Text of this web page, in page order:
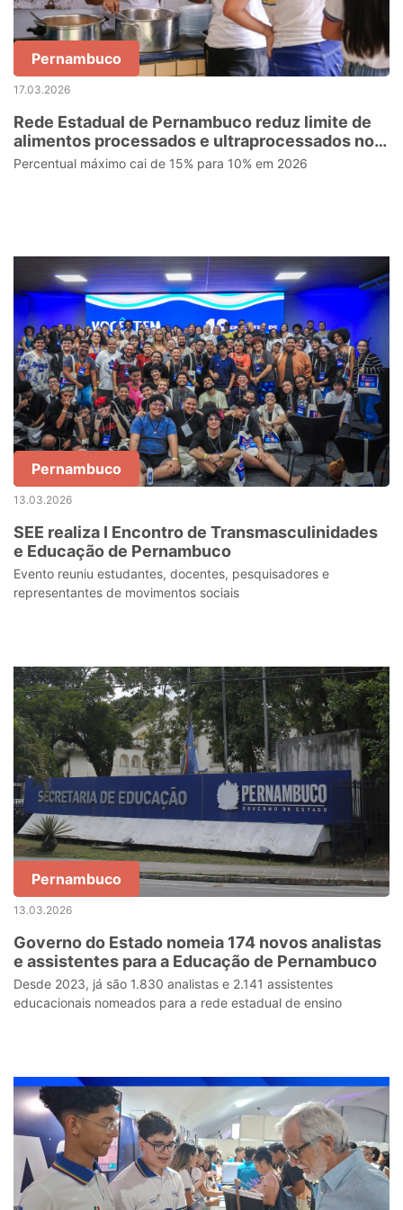
Pernambuco
17.03.2026
Rede Estadual de Pernambuco reduz limite de
alimentos processados e ultraprocessados no
cardápio escolar
Percentual máximo cai de 15% para 10% em 2026
Pernambuco
13.03.2026
SEE realiza I Encontro de Transmasculinidades
e Educação de Pernambuco
Evento reuniu estudantes, docentes, pesquisadores e
representantes de movimentos sociais
Pernambuco
13.03.2026
Governo do Estado nomeia 174 novos analistas
e assistentes para a Educação de Pernambuco
Desde 2023, já são 1.830 analistas e 2.141 assistentes
educacionais nomeados para a rede estadual de ensino